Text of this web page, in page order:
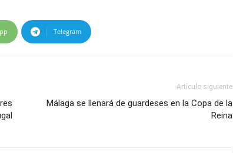
Telegram
Artículo siguiente
Málaga se llenará de guardeses en la Copa de la
Reina